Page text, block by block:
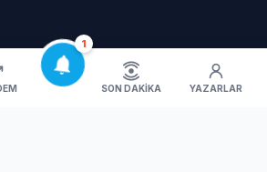
1
SON DAKIKA YAZARLAR